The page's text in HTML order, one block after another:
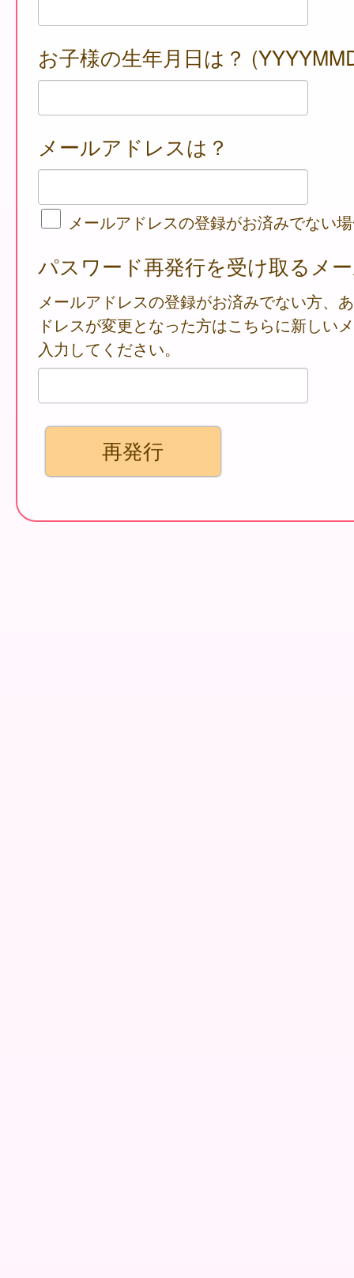
お子様の生年月日は？
メールアドレスは？
メールアドレスの登録がお済みでない
パスワード再発行を受け取るメ
メールアドレスの登録がお済みでない方、
ドレスが変更となった方はこちらに新しい
入力してください。